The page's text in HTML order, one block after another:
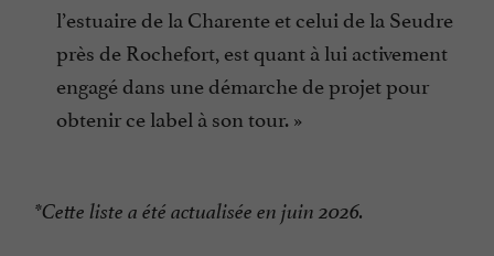
l’estuaire de la Charente et celui de la Seudre
près de Rochefort, est quant à lui activement
engagé dans une démarche de projet pour
obtenir ce label à son tour. »
*Cette liste a été actualisée en juin 2026.